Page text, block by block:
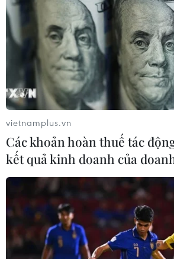
vietnamplus.vn
Các khoản hoàn thuế tác
kết quả kinh doanh của